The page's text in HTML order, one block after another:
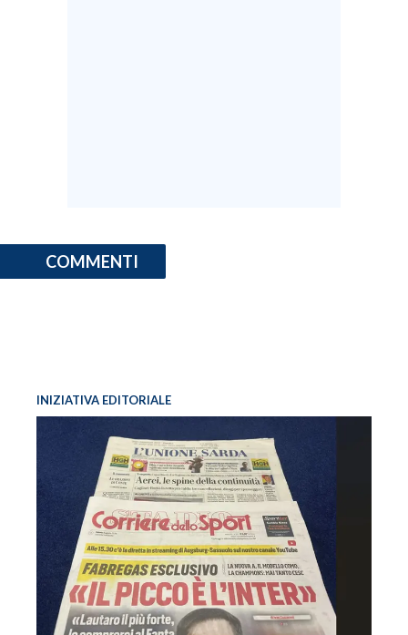
COMMENTI
INIZIATIVA EDITORIALE